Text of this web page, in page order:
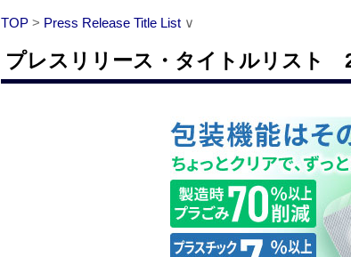
TOP > Press Release Title List ∨
プレスリリース・タイトルリスト